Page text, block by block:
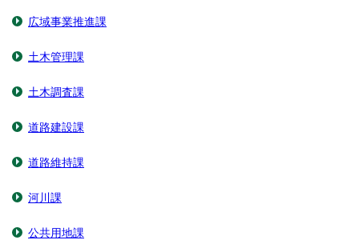
広域事業推進課
土木管理課
土木調査課
道路建設課
道路維持課
河川課
公共用地課